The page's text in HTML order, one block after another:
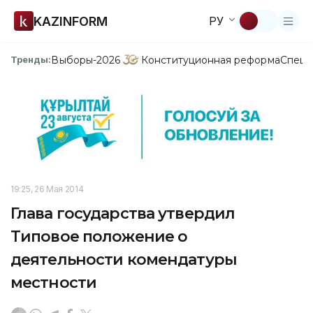
KAZINFORM РУ
Тренды:Выборы-2026 Конституционная реформа
19:25, 26 Мая 2014
Глава государства утвердил
Типовое положение о
деятельности комендатуры
местности